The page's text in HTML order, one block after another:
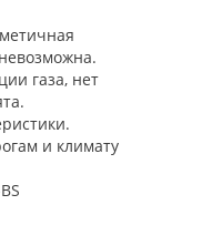
газа, нет
и климату